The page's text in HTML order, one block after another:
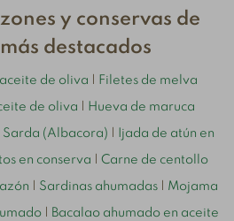
y conservas de
destacados
de oliva Filetes de melva
de oliva Hueva de maruca
Sarda (Albacora) Ijada de atún en
en conserva Carne de centollo
Sardinas ahumadas Mojama
| Bacalao ahumado en aceite